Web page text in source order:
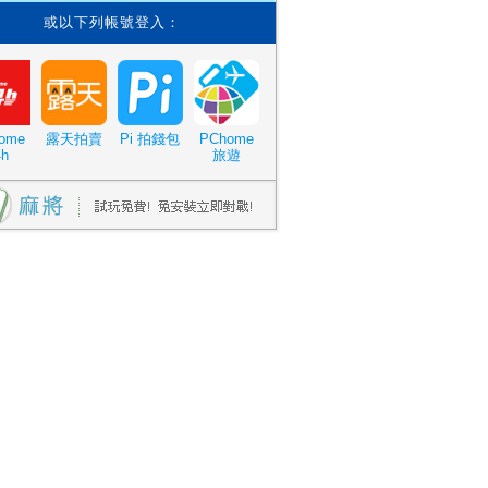
或以下列帳號登入：
露天拍賣 Pi 拍錢包
PChome
旅遊